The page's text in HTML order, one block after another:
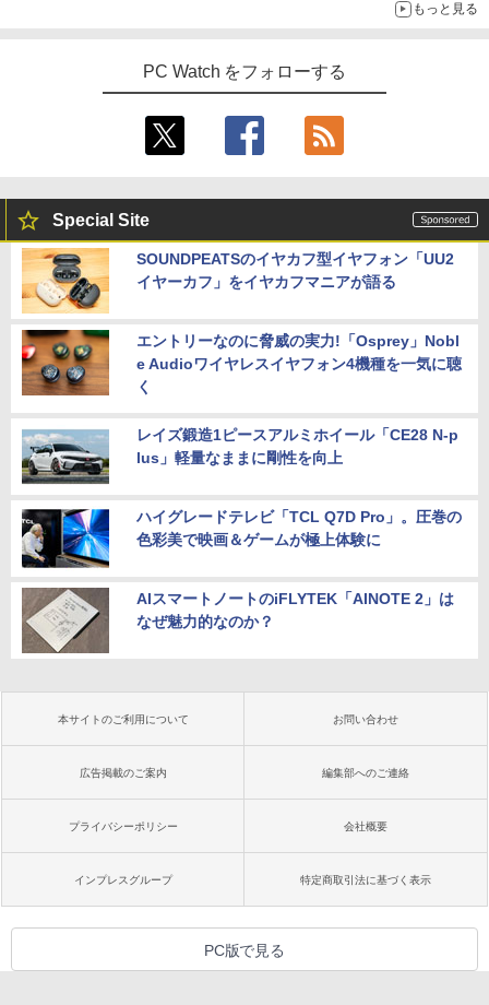
～コース名を変更したのはNVIDIAに怒られたからではないもっと見る
PC Watch をフォローする
Special Site
SOUNDPEATSのイヤカフ型イヤフォン「UU2
イヤーカフ」をイヤカフマニアが語る
エントリーなのに脅威の実力!「Osprey」Nobl
e Audioワイヤレスイヤフォン4機種を一気に聴
く
レイズ鍛造1ピースアルミホイール「CE28 N-p
lus」軽量なままに剛性を向上
ハイグレードテレビ「TCL Q7D Pro」。圧巻の
色彩美で映画＆ゲームが極上体験に
AIスマートノートのiFLYTEK「AINOTE 2」は
なぜ魅力的なのか？
本サイトのご利用について お問い合わせ
広告掲載のご案内 編集部へのご連絡
プライバシーポリシー 会社概要
インプレスグループ 特定商取引法に基づく表示
PC版で見る